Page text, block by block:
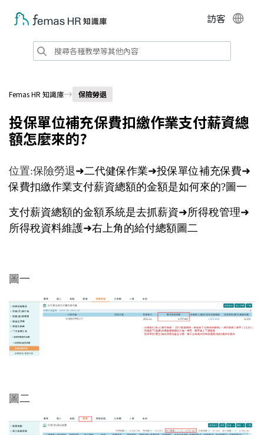
訪客
Femas HR 知識庫 保險勞退
投保單位補充保費扣繳作業支付薪資總
額怎麼來的?
位置:保險勞退➜二代健保作業➜投保單位補充保費➜
保費扣繳作業支付薪資總額的金額是如何來的?圖一
支付薪資總額的金額系統是去抓薪資➜所得稅管理➜
所得稅資料維護➜右上角的給付總額圖二
圖一
圖二